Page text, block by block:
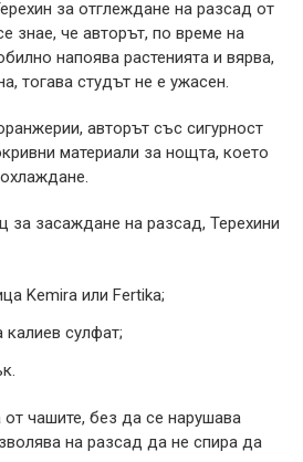
за отглеждане на разсад от
знае, че авторът, по време на
напоява растенията и вярва,
тогава студът не е ужасен.
авторът със сигурност
материали за нощта, което
за засаждане на разсад, Терехини
Kemira или Fertika;
сулфат;
чашите, без да се нарушава
на разсад да не спира да